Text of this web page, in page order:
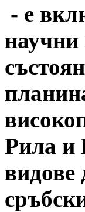
- е
Рила и
видове